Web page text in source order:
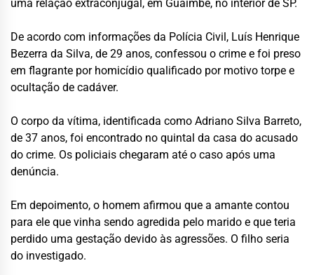
uma relação extraconjugal, em Guaimbê, no interior de SP.
De acordo com informações da Polícia Civil, Luís Henrique
Bezerra da Silva, de 29 anos, confessou o crime e foi preso
em flagrante por homicídio qualificado por motivo torpe e
ocultação de cadáver.
O corpo da vítima, identificada como Adriano Silva Barreto,
de 37 anos, foi encontrado no quintal da casa do acusado
do crime. Os policiais chegaram até o caso após uma
denúncia.
Em depoimento, o homem afirmou que a amante contou
para ele que vinha sendo agredida pelo marido e que teria
perdido uma gestação devido às agressões. O filho seria
do investigado.